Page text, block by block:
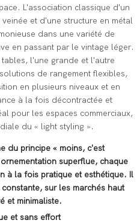
L'association classique d'un
et d'une structure en métal
dans une variété de
en passant par le vintage léger.
l'une grande et l'autre
de rangement flexibles,
en plusieurs niveaux et en
à la fois décontractée et
pour les espaces commerciaux,
du « light styling ».
du principe « moins, c'est
superflue, chaque
à la fois pratique et esthétique. Il
sur les marchés haut
et minimaliste.
et sans effort